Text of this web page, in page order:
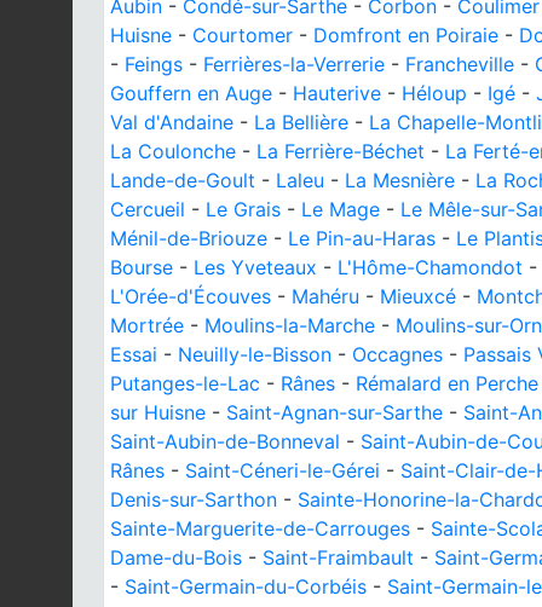
Aubin - Condé-sur-Sarthe - Corbon - Coulimer
Huisne - Courtomer - Domfront en Poiraie -
- Feings - Ferrières-la-Verrerie - Francheville -
Gouffern en Auge - Hauterive - Héloup - Igé -
Val d'Andaine - La Bellière - La Chapelle-
La Coulonche - La Ferrière-Béchet - La Ferté-
Lande-de-Goult - Laleu - La Mesnière - La
Cercueil - Le Grais - Le Mage - Le Mêle-sur-
Ménil-de-Briouze - Le Pin-au-Haras - Le
Bourse - Les Yveteaux - L'Hôme-Chamondot -
L'Orée-d'Écouves - Mahéru - Mieuxcé -
Mortrée - Moulins-la-Marche - Moulins-sur-
Essai - Neuilly-le-Bisson - Occagnes - Passais
Putanges-le-Lac - Rânes - Rémalard en Perche
sur Huisne - Saint-Agnan-sur-Sarthe - Saint-
Saint-Aubin-de-Bonneval - Saint-Aubin-de-
Rânes - Saint-Céneri-le-Gérei - Saint-Clair-de-
Denis-sur-Sarthon - Sainte-Honorine-la-
Sainte-Marguerite-de-Carrouges - Sainte-
Dame-du-Bois - Saint-Fraimbault - Saint-
- Saint-Germain-du-Corbéis - Saint-Germain-